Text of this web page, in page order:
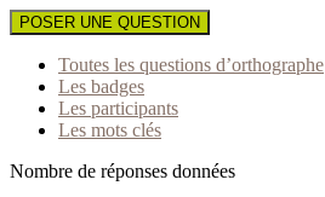
POSER UNE QUESTION
Toutes les questions d’orthographe
Les badges
Les participants
Les mots clés
Nombre de réponses données